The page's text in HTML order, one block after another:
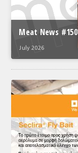
Meat News #150
July 2026